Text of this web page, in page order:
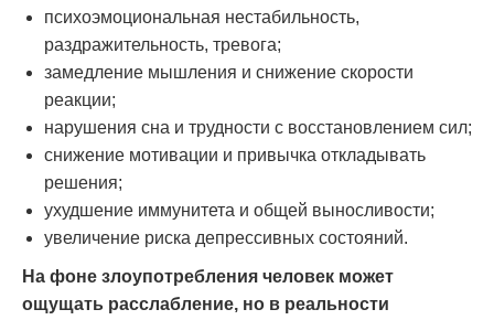
психоэмоциональная нестабильность,
раздражительность, тревога;
замедление мышления и снижение скорости
реакции;
нарушения сна и трудности с восстановлением сил;
снижение мотивации и привычка откладывать
решения;
ухудшение иммунитета и общей выносливости;
увеличение риска депрессивных состояний.
На фоне злоупотребления человек может
ощущать расслабление, но в реальности